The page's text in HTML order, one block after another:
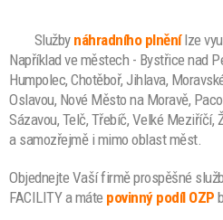
Služby náhradního plněnílze
Například ve městech - Bystřice nad
Humpolec, Chotěboř, Jihlava,
Oslavou, Nové Město na Moravě,
Sázavou, Telč, Třebíč, Velké Meziříčí,
a samozřejmě i mimo oblast měst.
Objednejte Vaší firmě prospěšné
FACILITY a máte povinný podíl OZP